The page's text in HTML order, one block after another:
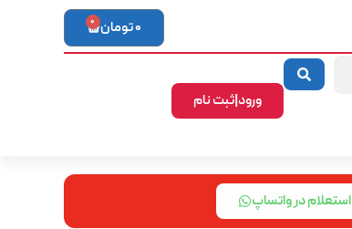
ورود|ثبت نام
0تومان 0
استعلام در واتساپ